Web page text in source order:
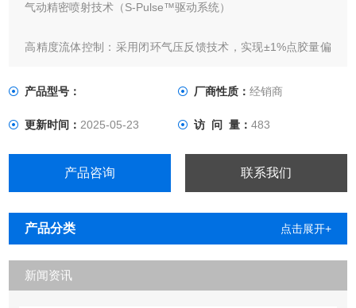
气动精密喷射技术（S-Pulse™驱动系统）
高精度流体控制：采用闭环气压反馈技术，实现±1%点胶量偏
银浆到环氧树脂的广泛材料（粘度范围：1~500,000cps）。
抗干扰稳定性：内置温度补偿与振动抑制模块，确保高速连续
灵活扩
产品型号： 厂商性质： 经销商
更新时间：2025-05-23 访 问 量： 483
产品咨询 联系我们
产品分类 点击展开+
新闻资讯